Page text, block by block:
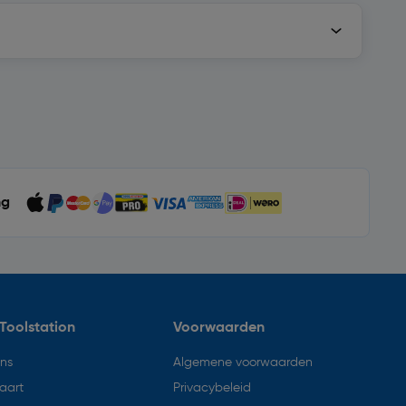
Voorwaarden
Algemene voorwaarden
Privacybeleid